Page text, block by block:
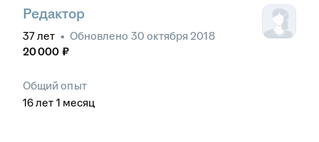
Редактор
37лет • Обновлено 30 октября 2018
20 000 ₽
Общий опыт
16лет 1 месяц